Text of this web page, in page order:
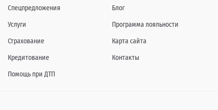
Спецпредложения
Услуги
Страхование
Кредитование
Помощь при ДТП
Блог
Программа лояльности
Карта сайта
Контакты